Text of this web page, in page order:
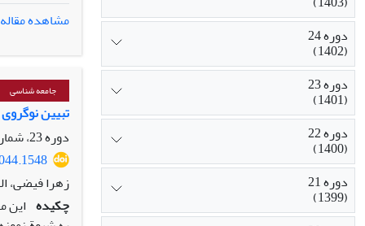
تحلیل
منتخب است
زمینه ­ای
بدنمندی
جایگاه بدون
مشاهده مقاله
جامعه شناسی
تبیین
دوره 23، شماره 4، زمستان 1401، صفحه
زهرا فیضی،
چکیده این
دوره 24
(1402)
دوره 23
(1401)
دوره 22
(1400)
دوره 21
(1399)